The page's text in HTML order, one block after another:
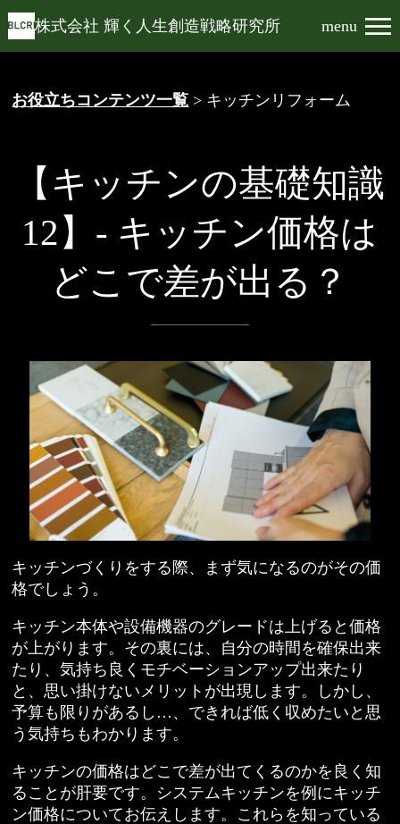
株式会社 輝く人生創造戦略研究所 menu
お役立ちコンテンツ一覧 > キッチンリフォーム
【キッチンの基礎知識
12】- キッチン価格は
どこで差が出る？
キッチンづくりをする際、まず気になるのがその価
格でしょう。
キッチン本体や設備機器のグレードは上げると価格
が上がります。その裏には、自分の時間を確保出来
たり、気持ち良くモチベーションアップ出来たり
と、思い掛けないメリットが出現します。しかし、
予算も限りがあるし…、できれば低く収めたいと思
う気持ちもわかります。
キッチンの価格はどこで差が出てくるのかを良く知
ることが肝要です。システムキッチンを例にキッチ
ン価格についてお伝えします。これらを知っている